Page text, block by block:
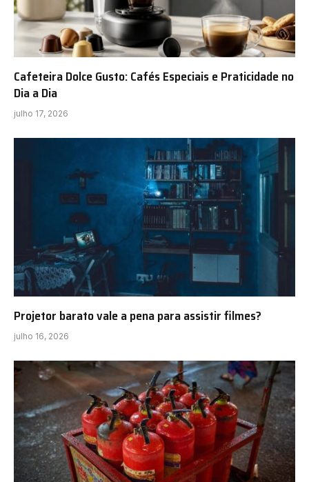
Cafeteira Dolce Gusto: Cafés Especiais e Praticidade no
Dia a Dia
julho 17, 2026
Projetor barato vale a pena para assistir filmes?
julho 16, 2026